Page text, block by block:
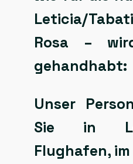
Leticia/
Rosa –
gehandhabt:
Unser
Sie in
Flughafen,